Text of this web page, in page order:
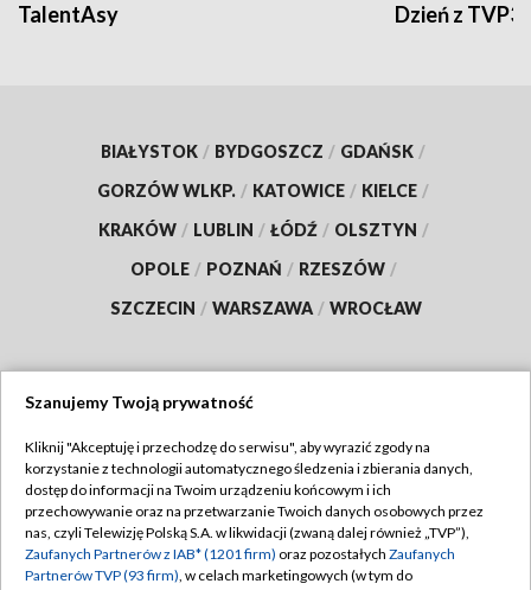
TalentAsy Dzień z TVP3
BIAŁYSTOK / BYDGOSZCZ / GDAŃSK /
GORZÓW WLKP. / KATOWICE / KIELCE /
KRAKÓW / LUBLIN / ŁÓDŹ / OLSZTYN /
OPOLE / POZNAŃ / RZESZÓW /
SZCZECIN / WARSZAWA / WROCŁAW
TVP
Abonament TVP
Emisja w TVP
Regulamin TVP
Polityka prywatności
Szanujemy Twoją prywatność
Kliknij "Akceptuję i przechodzę do serwisu", aby wyrazić zgody na
korzystanie z technologii automatycznego śledzenia i zbierania danych,
dostęp do informacji na Twoim urządzeniu końcowym i ich
przechowywanie oraz na przetwarzanie Twoich danych osobowych przez
nas, czyli Telewizję Polską S.A. w likwidacji (zwaną dalej również „TVP”),
Zaufanych Partnerów z IAB* (1201 firm) oraz pozostałych Zaufanych
Partnerów TVP (93 firm), w celach marketingowych (w tym do